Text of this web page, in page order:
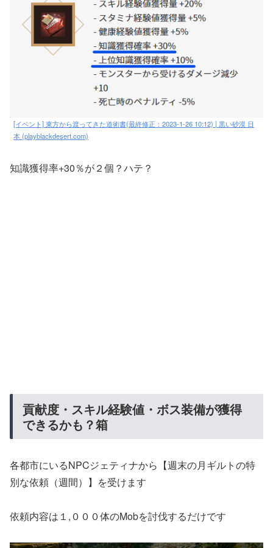
[イベント] 東方から渡ってきた道術書(最終修正：2023-1-26 10:12) | 黒い砂漠 日
本 (playblackdesert.com)
知識獲得率+30％が２個？ハテ？
貢献度・スキル経験値・ボス装備が獲得
できるかも？箱
各都市にいるNPCジェティナから【週末の月ギルトの特
別な依頼（週間）】を受けます
依頼内容は１,０００体のMobを討伐するだけです